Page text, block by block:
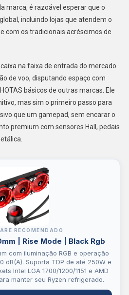
marca, é razoável esperar que o
incluindo lojas que atendem o
com os tradicionais acréscimos de
na faixa de entrada do mercado
de voo, disputando espaço com
básicos de outras marcas. Ele
mas sim o primeiro passo para
que um gamepad, sem encarar o
premium com sensores Hall, pedais
RECOMENDADO
| Rise Mode | Black Rgb
com iluminação RGB e operação
dB(A). Suporta TDP de até 250W e
Intel LGA 1700/1200/1151 e AMD
manter seu Ryzen refrigerado.